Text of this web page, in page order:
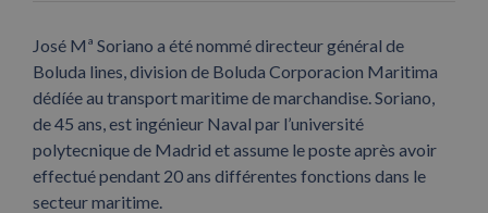
José Mª Soriano a été nommé directeur général de
Boluda lines, division de Boluda Corporacion Maritima
dédíée au transport maritime de marchandise. Soriano,
de 45 ans, est ingénieur Naval par l’université
polytecnique de Madrid et assume le poste après avoir
effectué pendant 20 ans différentes fonctions dans le
secteur maritime.